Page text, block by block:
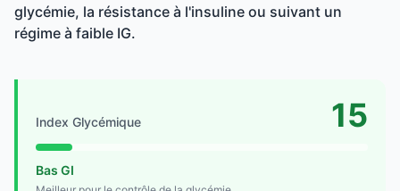
glycémie, la résistance à l'insuline ou suivant un
régime à faible IG.
Index Glycémique 15
Bas GI